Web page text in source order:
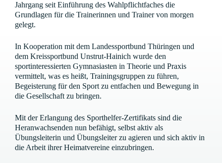
Jahrgang seit Einführung des Wahlpflichtfaches die
Grundlagen für die Trainerinnen und Trainer von morgen
gelegt.
In Kooperation mit dem Landessportbund Thüringen und
dem Kreissportbund Unstrut-Hainich wurde den
sportinteressierten Gymnasiasten in Theorie und Praxis
vermittelt, was es heißt, Trainingsgruppen zu führen,
Begeisterung für den Sport zu entfachen und Bewegung in
die Gesellschaft zu bringen.
Mit der Erlangung des Sporthelfer-Zertifikats sind die
Heranwachsenden nun befähigt, selbst aktiv als
Übungsleiterin und Übungsleiter zu agieren und sich aktiv in
die Arbeit ihrer Heimatvereine einzubringen.